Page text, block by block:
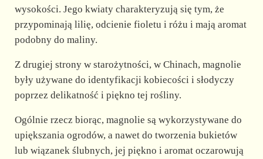
wysokości. Jego kwiaty charakteryzują się tym, że
przypominają lilię, odcienie fioletu i różu i mają aromat
podobny do maliny.
Z drugiej strony w starożytności, w Chinach, magnolie
były używane do identyfikacji kobiecości i słodyczy
poprzez delikatność i piękno tej rośliny.
Ogólnie rzecz biorąc, magnolie są wykorzystywane do
upiększania ogrodów, a nawet do tworzenia bukietów
lub wiązanek ślubnych, jej piękno i aromat oczarowują